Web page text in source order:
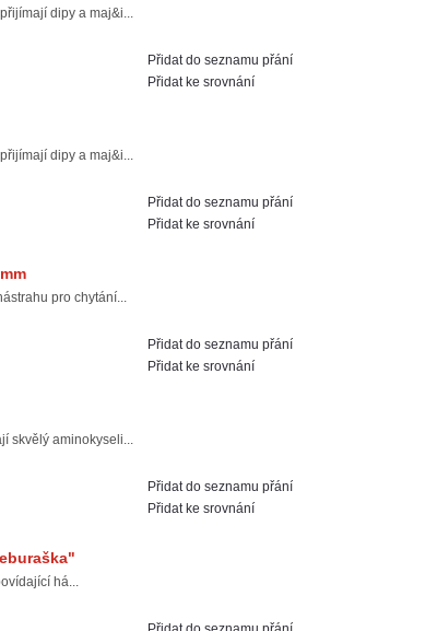
dipy a maj&i...
Přidat do seznamu přání
Přidat ke srovnání
dipy a maj&i...
Přidat do seznamu přání
Přidat ke srovnání
pro chytání...
Přidat do seznamu přání
Přidat ke srovnání
skvělý aminokyseli...
Přidat do seznamu přání
Přidat ke srovnání
há...